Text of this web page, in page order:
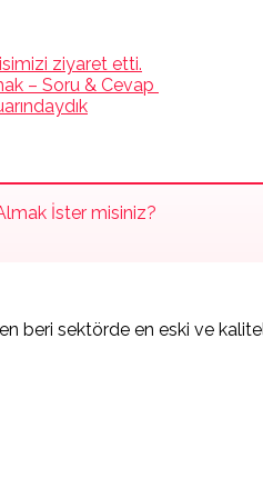
ziyaret etti.
– Soru & Cevap
İster misiniz?
beri sektörde en eski ve